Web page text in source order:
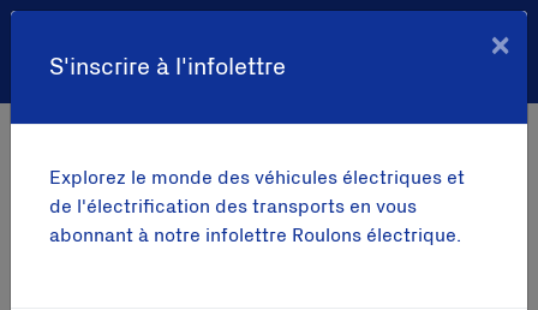
S'inscrire à l'infolettre
×
Explorez le monde des véhicules électriques et
de l'électrification des transports en vous
abonnant à notre infolettre Roulons électrique.